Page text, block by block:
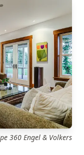
360 Engel & Volkers